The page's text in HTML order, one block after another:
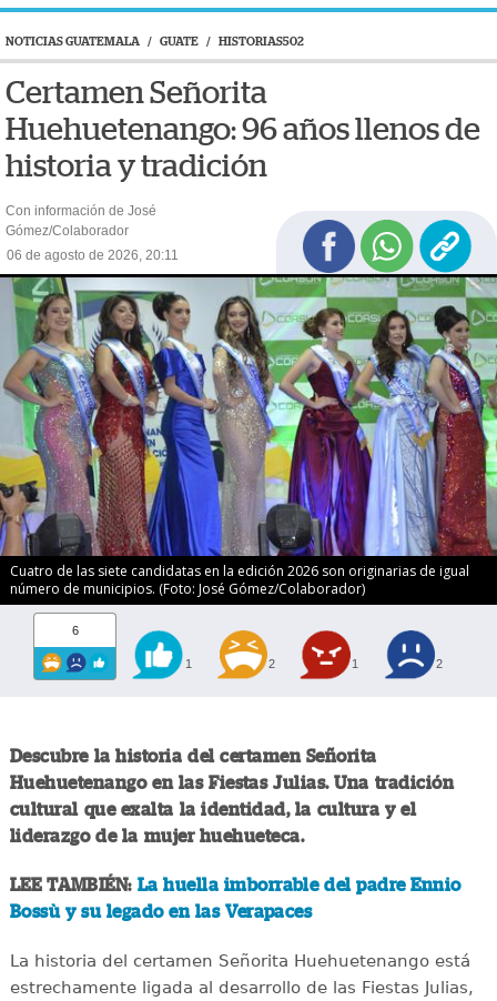
NOTICIAS GUATEMALA / GUATE / HISTORIAS502
Certamen Señorita
Huehuetenango: 96 años llenos de
historia y tradición
Con información de José
Gómez/Colaborador
06 de agosto de 2026, 20:11
Cuatro de las siete candidatas en la edición 2026 son originarias de igual
número de municipios. (Foto: José Gómez/Colaborador)
6
1 2 1 2
Descubre la historia del certamen Señorita
Huehuetenango en las Fiestas Julias. Una tradición
cultural que exalta la identidad, la cultura y el
liderazgo de la mujer huehueteca.
LEE TAMBIÉN: La huella imborrable del padre Ennio
Bossù y su legado en las Verapaces
La historia del certamen Señorita Huehuetenango está
estrechamente ligada al desarrollo de las Fiestas Julias,